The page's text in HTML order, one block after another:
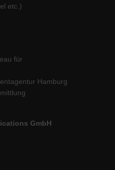
etc.)
für
Hamburg
GmbH